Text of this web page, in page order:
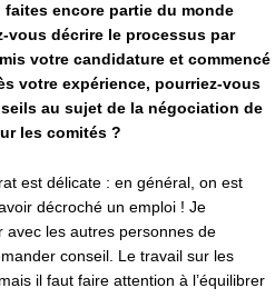
encore partie du monde
vous décrire le processus par
votre candidature et commencé
votre expérience, pourriez-vous
au sujet de la négociation de
les comités ?
est délicate : en général, on est
décroché un emploi ! Je
avec les autres personnes de
conseil. Le travail sur les
il faut faire attention à l’équilibrer